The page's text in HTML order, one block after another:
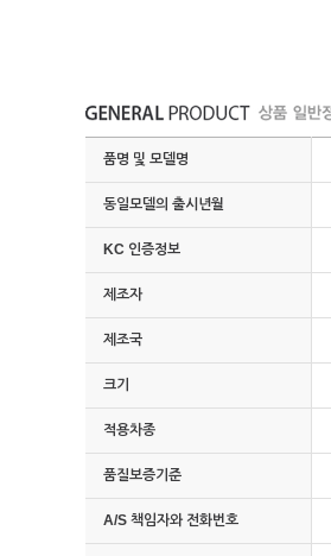
품명 및 모델명
동일모델의 출시년월
KC 인증정보
제조자
제조국
크기
적용차종
품질보증기준
A/S 책임자와 전화번호